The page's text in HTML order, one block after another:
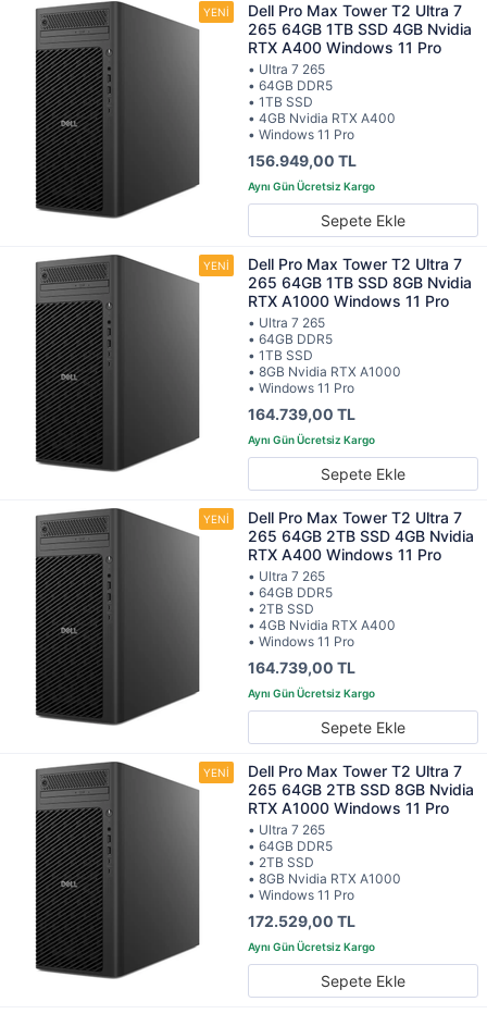
Dell Pro Max Tower T2 Ultra 7
265 64GB 1TB SSD 4GB Nvidia
RTX A400 Windows 11 Pro
• Ultra 7 265
• 64GB DDR5
• 1TB SSD
• 4GB Nvidia RTX A400
• Windows 11 Pro
156.949,00 TL
Sepete Ekle
Dell Pro Max Tower T2 Ultra 7
265 64GB 1TB SSD 8GB Nvidia
RTX A1000 Windows 11 Pro
• Ultra 7 265
• 64GB DDR5
• 1TB SSD
• 8GB Nvidia RTX A1000
• Windows 11 Pro
164.739,00 TL
Sepete Ekle
Dell Pro Max Tower T2 Ultra 7
265 64GB 2TB SSD 4GB Nvidia
RTX A400 Windows 11 Pro
• Ultra 7 265
• 64GB DDR5
• 2TB SSD
• 4GB Nvidia RTX A400
• Windows 11 Pro
164.739,00 TL
Sepete Ekle
Dell Pro Max Tower T2 Ultra 7
265 64GB 2TB SSD 8GB Nvidia
RTX A1000 Windows 11 Pro
• Ultra 7 265
• 64GB DDR5
• 2TB SSD
• 8GB Nvidia RTX A1000
• Windows 11 Pro
172.529,00 TL
Sepete Ekle